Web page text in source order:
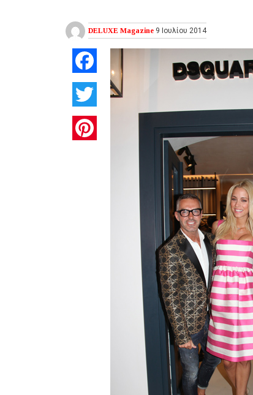
DELUXE Magazine 9 Ιουλίου 2014
Twitter